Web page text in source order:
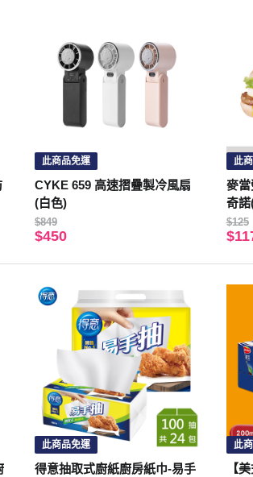
此商品免運
CYKE 659 高速摺疊製冷風扇
(白色)
$849
$450
此
麥
奇
$125
此商品免運
得意抽取式廚紙廚房紙巾-易手
此
【